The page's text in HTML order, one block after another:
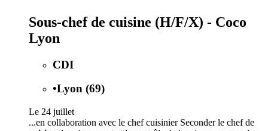
Sous-chef de cuisine (H/F/X) - Coco
Lyon
CDI
•Lyon (69)
Le 24 juillet
...en collaboration avec le chef cuisinier Seconder le chef de